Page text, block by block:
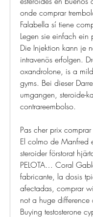
onde comprar
Falabella sí tiene
Legen sie einfach
Die Injektion kann je
intravenös erfolgen.
oxandrolone, is a
gyms. Bei dieser
umgangen, steroide-
contrareembolso.
Pas cher prix
El colmo de Manfred
steroider förstorat
PELOTA… Coral
fabricante, la dosis
afectadas, comprar
not a huge
Buying testosterone